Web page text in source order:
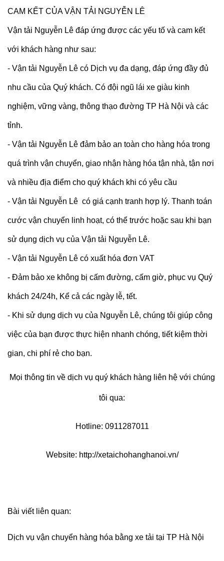
CAM KẾT CỦA VẬN TẢI NGUYỄN LÊ
Vận tải Nguyễn Lê đáp ứng được các yếu tố và cam kết
với khách hàng như sau:
- Vận tải Nguyễn Lê có Dịch vụ đa dạng, đáp ứng đầy đủ
nhu cầu của Quý khách. Có đội ngũ lái xe giàu kinh
nghiệm, vững vàng, thông thạo đường TP Hà Nội và các
tỉnh.
- Vận tải Nguyễn Lê đảm bảo an toàn cho hàng hóa trong
quá trình vận chuyển, giao nhận hàng hóa tận nhà, tận nơi
và nhiều địa điểm cho quý khách khi có yêu cầu
- Vận tải Nguyễn Lê có giá cạnh tranh hợp lý. Thanh toán
cước vận chuyển linh hoạt, có thể trước hoặc sau khi bạn
sử dụng dịch vụ của Vận tải Nguyễn Lê.
- Vận tải Nguyễn Lê có xuất hóa đơn VAT
- Đảm bảo xe không bị cấm đường, cấm giờ, phục vụ Quý
khách 24/24h, Kể cả các ngày lễ, tết.
- Khi sử dụng dịch vụ của Nguyễn Lê, chúng tôi giúp công
việc của bạn được thực hiện nhanh chóng, tiết kiệm thời
gian, chi phí rẻ cho bạn.
Mọi thông tin về dịch vụ quý khách hàng liên hệ với chúng
tôi qua:
Hotline: 0911287011
Website: http://xetaichohanghanoi.vn/
Bài viết liên quan:
Dịch vụ vận chuyển hàng hóa bằng xe tải tại TP Hà Nội